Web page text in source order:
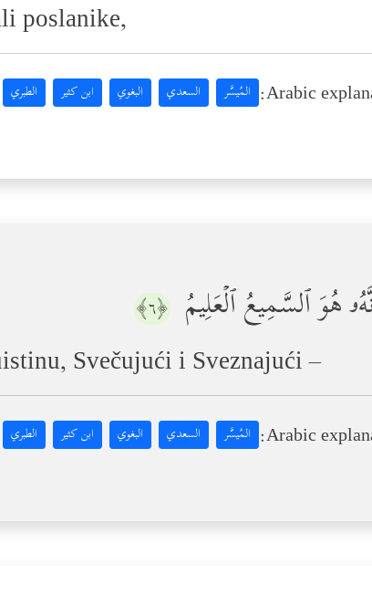
poslanike,
Arabic المُيسَّر السعدي البغوي ابن كثير الطبري
هُوَ ٱلسَّمِیعُ ٱلۡعَلِیمُ ﴿٦﴾
Svečujući i Sveznajući –
Arabic المُيسَّر السعدي البغوي ابن كثير الطبري